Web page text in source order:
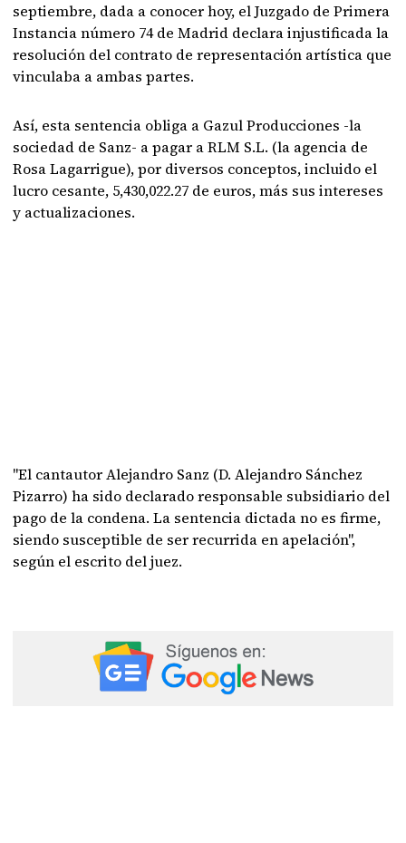
septiembre, dada a conocer hoy, el Juzgado de Primera
Instancia número 74 de Madrid declara injustificada la
resolución del contrato de representación artística que
vinculaba a ambas partes.
Así, esta sentencia obliga a Gazul Producciones -la
sociedad de Sanz- a pagar a RLM S.L. (la agencia de
Rosa Lagarrigue), por diversos conceptos, incluido el
lucro cesante, 5,430,022.27 de euros, más sus intereses
y actualizaciones.
"El cantautor Alejandro Sanz (D. Alejandro Sánchez
Pizarro) ha sido declarado responsable subsidiario del
pago de la condena. La sentencia dictada no es firme,
siendo susceptible de ser recurrida en apelación",
según el escrito del juez.